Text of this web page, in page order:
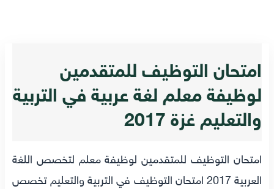
امتحان التوظيف للمتقدمين
لوظيفة معلم لغة عربية في التربية
والتعليم غزة 2017
امتحان التوظيف للمتقدمين لوظيفة معلم لتخصص اللغة
العربية 2017 امتحان التوظيف في التربية والتعليم تخصص